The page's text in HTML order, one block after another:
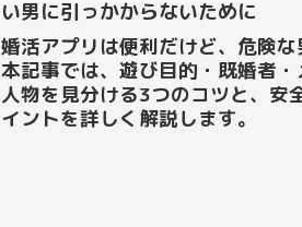
い男に引っかからないために
婚活アプリは便利だけど、危険な
本記事では、遊び目的・既婚者
人物を見分ける3つのコツと、安
イントを詳しく解説します。